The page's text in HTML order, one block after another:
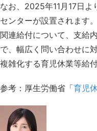
なお、2025年11月17日
センターが設置されます
関連給付について、支給
で、幅広く問い合わせに
複雑化する育児休業等給
参考：厚生労働省「育児